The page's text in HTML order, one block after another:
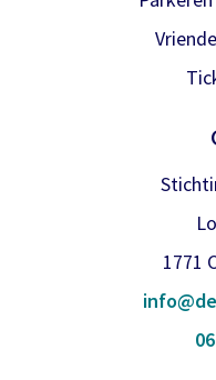
abonnement.
reserveren,
1771